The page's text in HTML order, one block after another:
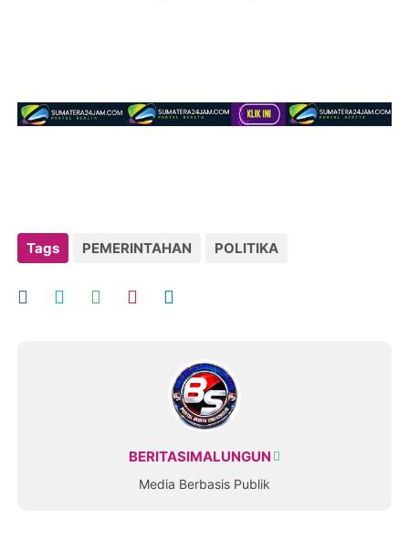
Tags PEMERINTAHAN POLITIKA
BERITASIMALUNGUN
Media Berbasis Publik